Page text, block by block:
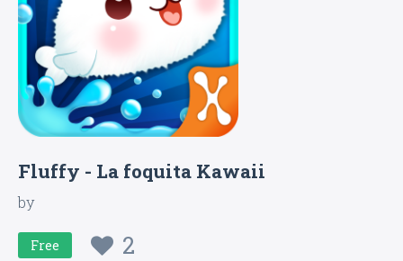
Fluffy - La foquita Kawaii
by
Free 2